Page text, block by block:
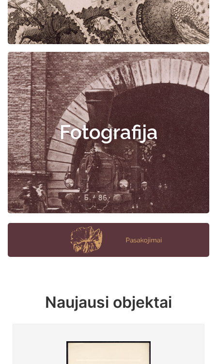
Fotografija
Naujausi objektai